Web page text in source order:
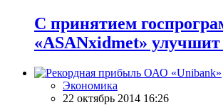
С принятием
«ASANxidmet» улучшит
Экономика
22 октябрь 2014 16:26